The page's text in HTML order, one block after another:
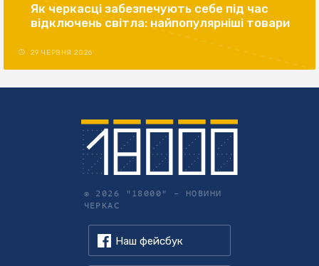
Як черкасці забезпечують себе під час
відключень світла: найпопулярніші товари
29 ЧЕРВНЯ 2026
© 2026 "18000" – НОВИНИ
ЧЕРКАС
Наш фейсбук